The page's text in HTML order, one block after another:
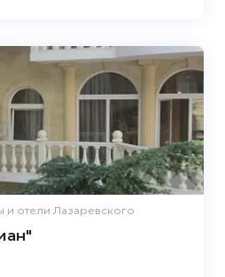
и отели Лазаревского